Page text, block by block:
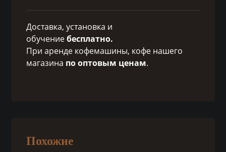
Доставка, установка и
обучениебесплатно.
При аренде кофемашины, кофе нашего
магазина по оптовым ценам.
Похожие